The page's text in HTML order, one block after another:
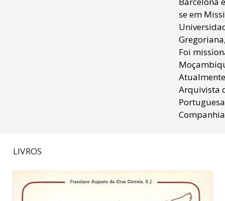
se em
Foi
Arquivista
LIVROS